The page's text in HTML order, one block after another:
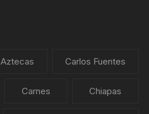
Aztecas Carlos Fuentes
Carnes Chiapas